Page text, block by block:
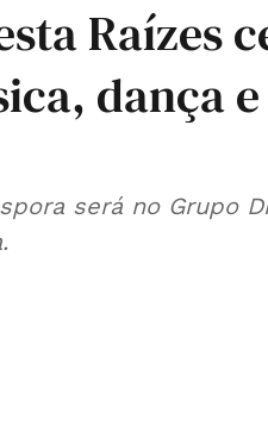
Raízes
dança
será no Grupo